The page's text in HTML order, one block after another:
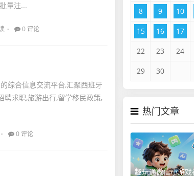
量注...
0 评论
综合信息交流平台,汇聚西班牙
聘求职,旅游出行,留学移民政策,
0 评论
8 9 10
15 16 17
22 23 24
29 30
热门文章
趣玩通微信小游